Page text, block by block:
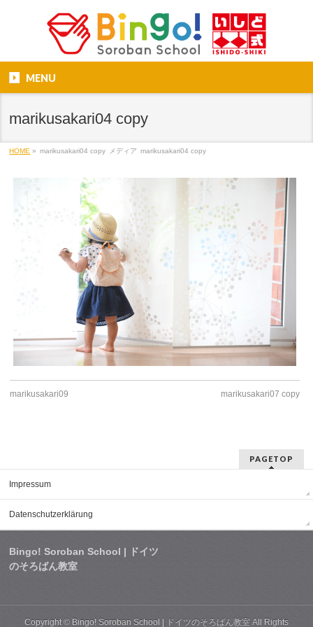
MENU
marikusakari04 copy
HOME » marikusakari04 copy メディア marikusakari04 copy
marikusakari09 marikusakari07 copy
PAGETOP
Impressum
Datenschutzerklärung
Bingo! Soroban School | ドイツ
のそろばん教室
Copyright © Bingo! Soroban School | ドイツのそろばん教室All Rights